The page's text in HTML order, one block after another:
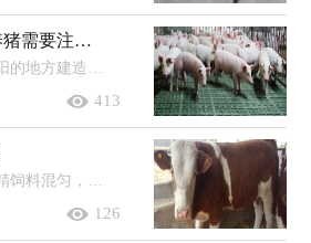
新手养猪技术基础 养猪需要注意什么技术问题
413
126